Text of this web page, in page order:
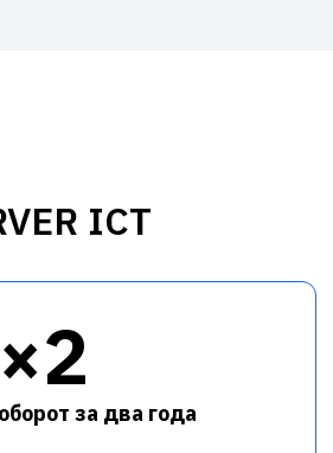
ICT
×2
оборот за два года